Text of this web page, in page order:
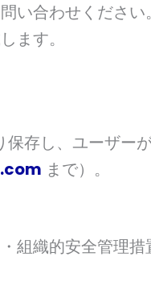
い合わせください。
ます。
保存し、ユーザー
まで）。
組織的安全管理